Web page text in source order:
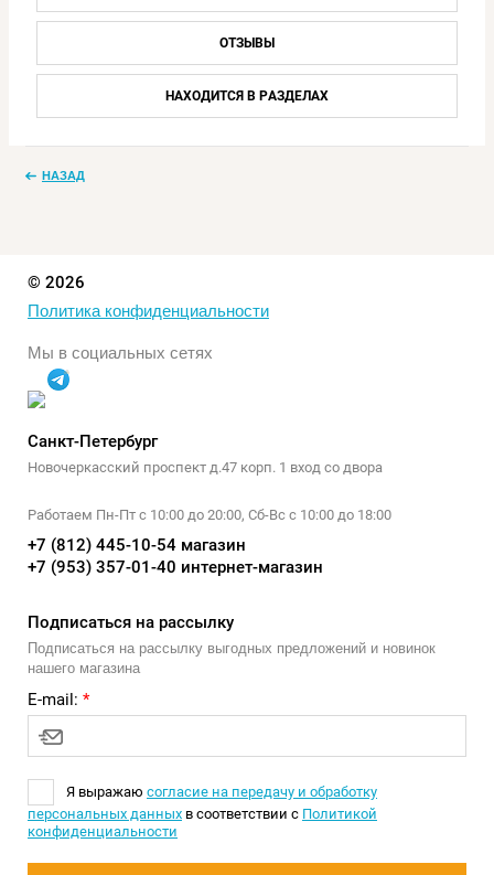
ОТЗЫВЫ
НАХОДИТСЯ В РАЗДЕЛАХ
НАЗАД
© 2026
Политика конфиденциальности
Мы в социальных сетях
Санкт-Петербург
Новочеркасский проспект д.47 корп. 1 вход со двора
Работаем Пн-Пт с 10:00 до 20:00, Сб-Вс с 10:00 до 18:00
+7 (812) 445-10-54 магазин
+7 (953) 357-01-40 интернет-магазин
Подписаться на рассылку
Подписаться на рассылку выгодных предложений и новинок
нашего магазина
E-mail: *
Я выражаю согласие на передачу и обработку
персональных данных в соответствии с Политикой
конфиденциальности